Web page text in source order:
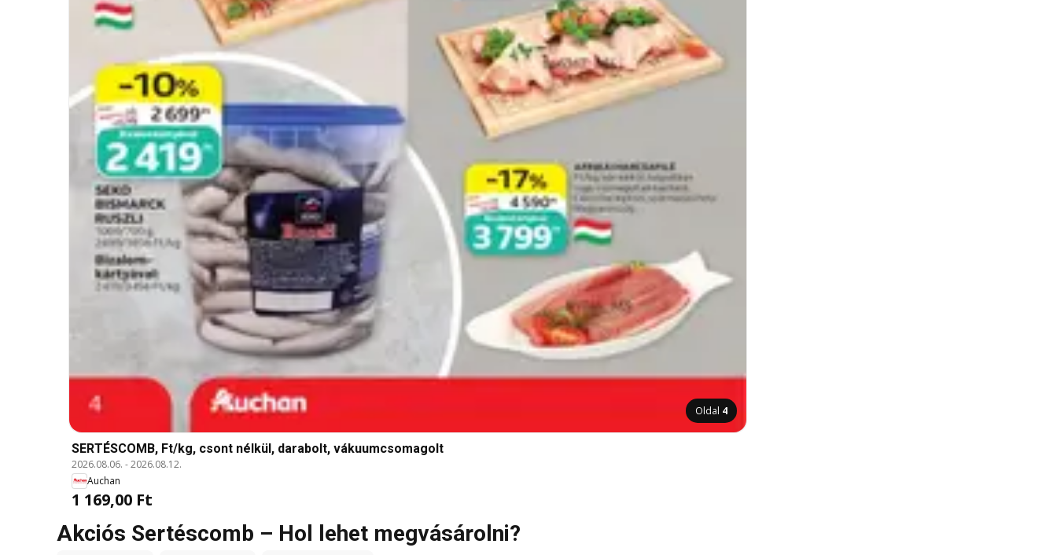
Oldal 4
SERTÉSCOMB, Ft/kg, csont nélkül, darabolt, vákuumcsomagolt
2026.08.06. -2026.08.12.
Auchan
1 169,00 Ft
Akciós Sertéscomb – Hol lehet megvásárolni?